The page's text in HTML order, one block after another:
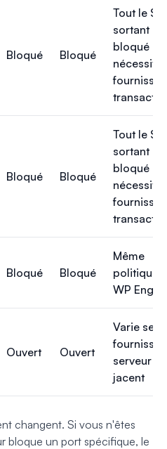
Bloqué Bloqué
Tout le
sortant est
bloqué ;
nécessite
Bloqué Bloqué
Tout le
sortant est
bloqué ;
nécessite
Bloqué Bloqué
Même
politique
WP
Ouvert Ouvert
Varie
serveur
jacent
changent. Si vous n'êtes
bloque un port spécifique, le